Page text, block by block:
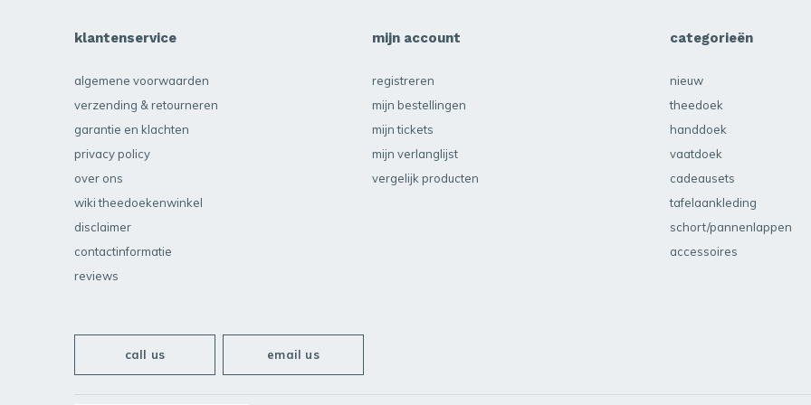
klantenservice
algemene voorwaarden
verzending & retourneren
garantie en klachten
privacy policy
over ons
wiki theedoekenwinkel
disclaimer
contactinformatie
reviews
mijn account
registreren
mijn bestellingen
mijn tickets
mijn verlanglijst
vergelijk producten
categorieën
nieuw
theedoek
handdoek
vaatdoek
cadeausets
tafelaankleding
schort/pannenlappen
accessoires
call us email us